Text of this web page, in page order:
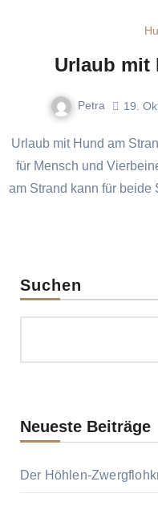
Urlaub mit
Petra 19.
Urlaub mit Hund am Strand: So werden die Ferien am Meer
für Mensch und
am Strand kann für
Suchen
Neueste Beiträge
Der Höhlen-